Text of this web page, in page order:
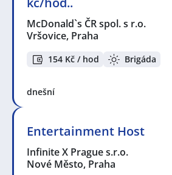
McDonald`s ČR spol. s r.o.
Vršovice, Praha
154 Kč / hod Brigáda
dnešní
Entertainment Host
Infinite X Prague s.r.o.
Nové Město, Praha